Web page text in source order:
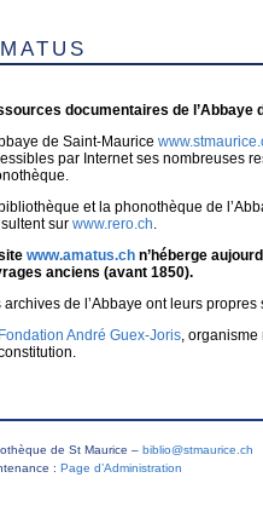
documentaires de l’Abbaye
de Saint-Maurice
par Internet ses nombreuses
et la phonothèque de
sur www.rero.ch.
www.amatus.ch n’héberge
anciens (avant 1850).
archives de l’Abbaye ont leurs propres
Fondation André Guex-Joris,
de St Maurice – biblio@stmaurice.ch
: Page d’Administration